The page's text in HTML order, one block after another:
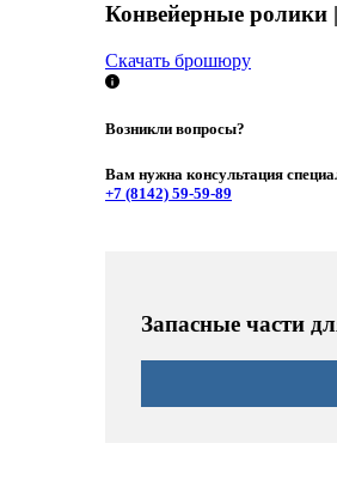
Конвейерные ролики
Скачать брошюру
Возникли вопросы?
Вам нужна консультация
+7 (8142) 59-59-89
Запасные части